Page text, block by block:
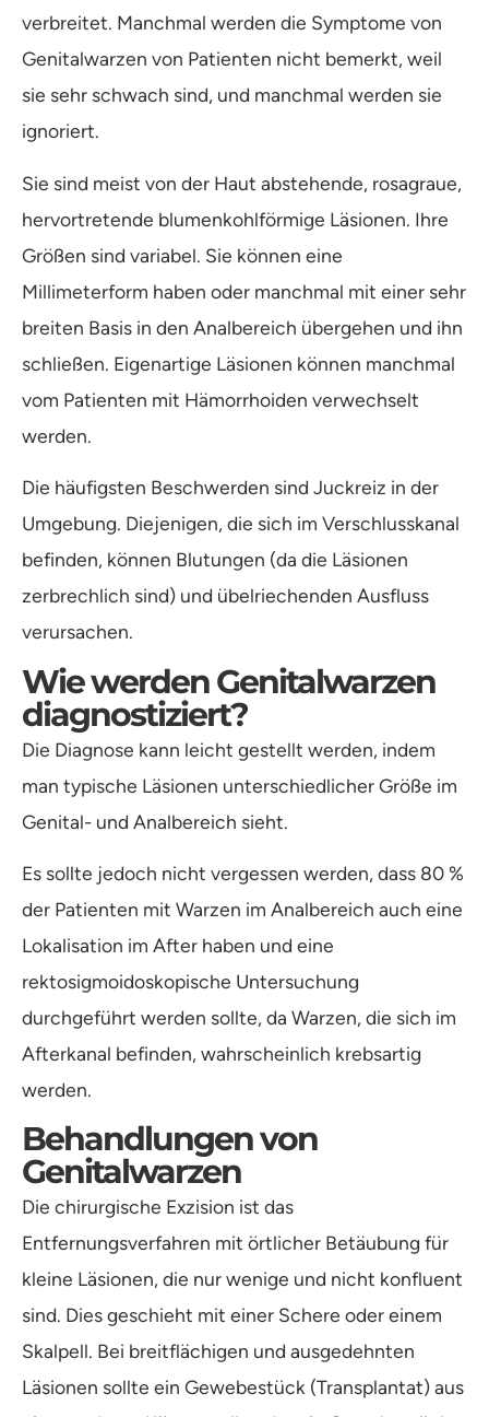
verbreitet. Manchmal werden die Symptome von
Genitalwarzen von Patienten nicht bemerkt, weil
sie sehr schwach sind, und manchmal werden sie
ignoriert.
Sie sind meist von der Haut abstehende, rosagraue,
hervortretende blumenkohlförmige Läsionen. Ihre
Größen sind variabel. Sie können eine
Millimeterform haben oder manchmal mit einer sehr
breiten Basis in den Analbereich übergehen und ihn
schließen. Eigenartige Läsionen können manchmal
vom Patienten mit Hämorrhoiden verwechselt
werden.
Die häufigsten Beschwerden sind Juckreiz in der
Umgebung. Diejenigen, die sich im Verschlusskanal
befinden, können Blutungen (da die Läsionen
zerbrechlich sind) und übelriechenden Ausfluss
verursachen.
Wie werden Genitalwarzen
diagnostiziert?
Die Diagnose kann leicht gestellt werden, indem
man typische Läsionen unterschiedlicher Größe im
Genital- und Analbereich sieht.
Es sollte jedoch nicht vergessen werden, dass 80 %
der Patienten mit Warzen im Analbereich auch eine
Lokalisation im After haben und eine
rektosigmoidoskopische Untersuchung
durchgeführt werden sollte, da Warzen, die sich im
Afterkanal befinden, wahrscheinlich krebsartig
werden.
Behandlungen von
Genitalwarzen
Die chirurgische Exzision ist das
Entfernungsverfahren mit örtlicher Betäubung für
kleine Läsionen, die nur wenige und nicht konfluent
sind. Dies geschieht mit einer Schere oder einem
Skalpell. Bei breitflächigen und ausgedehnten
Läsionen sollte ein Gewebestück (Transplantat) aus